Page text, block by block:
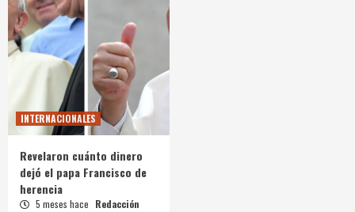
INTERNACIONALES
Revelaron cuánto dinero
dejó el papa Francisco de
herencia
5 meses hace Redacción